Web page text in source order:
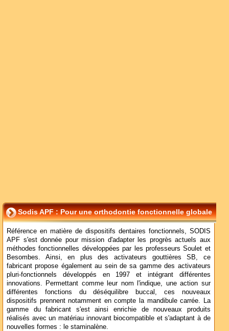
Sodis APF : Pour une orthodontie fonctionnelle globale
Référence en matière de dispositifs dentaires fonctionnels, SODIS
APF s'est donnée pour mission d'adapter les progrès actuels aux
méthodes fonctionnelles développées par les professeurs Soulet et
Besombes. Ainsi, en plus des activateurs gouttières SB, ce
fabricant propose également au sein de sa gamme des activateurs
pluri-fonctionnels développés en 1997 et intégrant différentes
innovations. Permettant comme leur nom l'indique, une action sur
différentes fonctions du déséquilibre buccal, ces nouveaux
dispositifs prennent notamment en compte la mandibule carrée. La
gamme du fabricant s'est ainsi enrichie de nouveaux produits
réalisés avec un matériau innovant biocompatible et s'adaptant à de
nouvelles formes : le staminalène.